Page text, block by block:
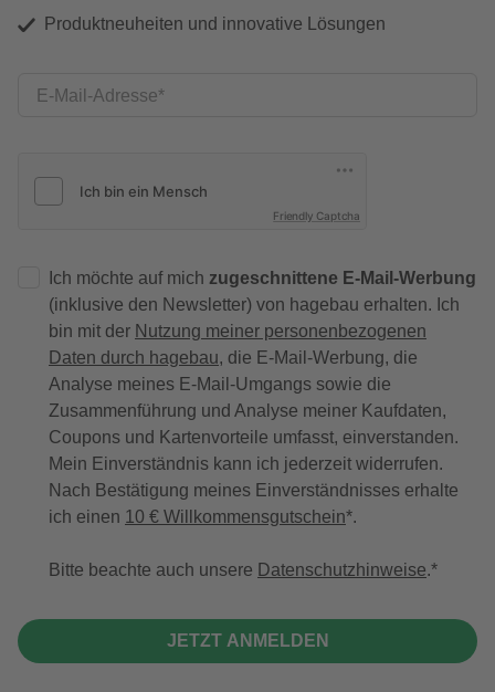
Produktneuheiten und innovative Lösungen
E-Mail-Adresse
Friendly Captcha
Ich möchte auf mich zugeschnittene E-Mail-Werbung
(inklusive den Newsletter) von hagebau erhalten. Ich
bin mit der Nutzung meiner personenbezogenen
Daten durch hagebau, die E-Mail-Werbung, die
Analyse meines E-Mail-Umgangs sowie die
Zusammenführung und Analyse meiner Kaufdaten,
Coupons und Kartenvorteile umfasst, einverstanden.
Mein Einverständnis kann ich jederzeit widerrufen.
Nach Bestätigung meines Einverständnisses erhalte
ich einen 10 € Willkommensgutschein*.
Bitte beachte auch unsere Datenschutzhinweise.
JETZT ANMELDEN